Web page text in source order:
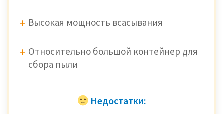
Высокая мощность всасывания
Относительно большой контейнер для
сбора пыли
Недостатки: